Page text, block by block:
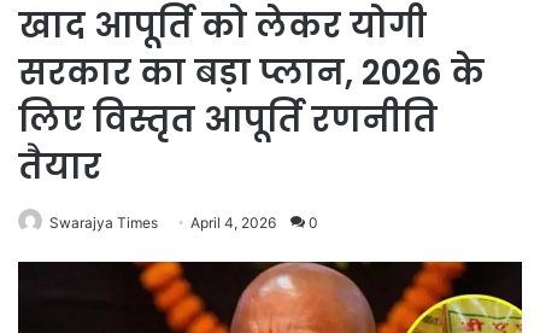
खाद आपूर्ति को लेकर योगी
सरकार का बड़ा प्लान, 2026 के
लिए विस्तृत आपूर्ति रणनीति
तैयार
Swarajya Times April 4, 2026 0